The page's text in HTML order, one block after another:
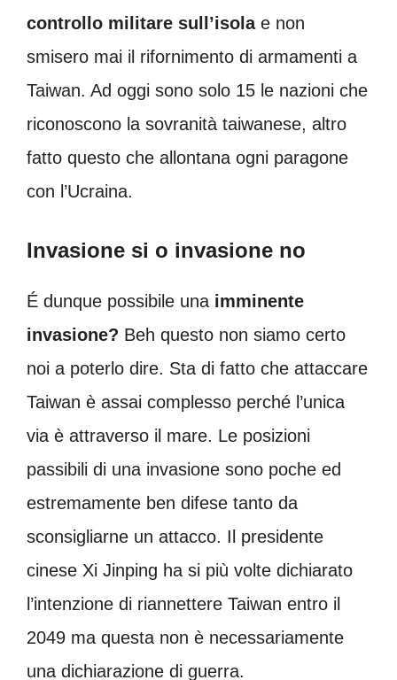
controllo militare sull’isolae non
smisero mai il rifornimento di armamenti a
Taiwan. Ad oggi sono solo 15 le nazioni che
riconoscono la sovranità taiwanese, altro
fatto questo che allontana ogni paragone
con l’Ucraina.
Invasione si o invasione no
É dunque possibile una imminente
invasione? Beh questo non siamo certo
noi a poterlo dire. Sta di fatto che attaccare
Taiwan è assai complesso perché l’unica
via è attraverso il mare. Le posizioni
passibili di una invasione sono poche ed
estremamente ben difese tanto da
sconsigliarne un attacco. Il presidente
cinese Xi Jinping ha si più volte dichiarato
l’intenzione di riannettere Taiwan entro il
2049 ma questa non è necessariamente
una dichiarazione di guerra.